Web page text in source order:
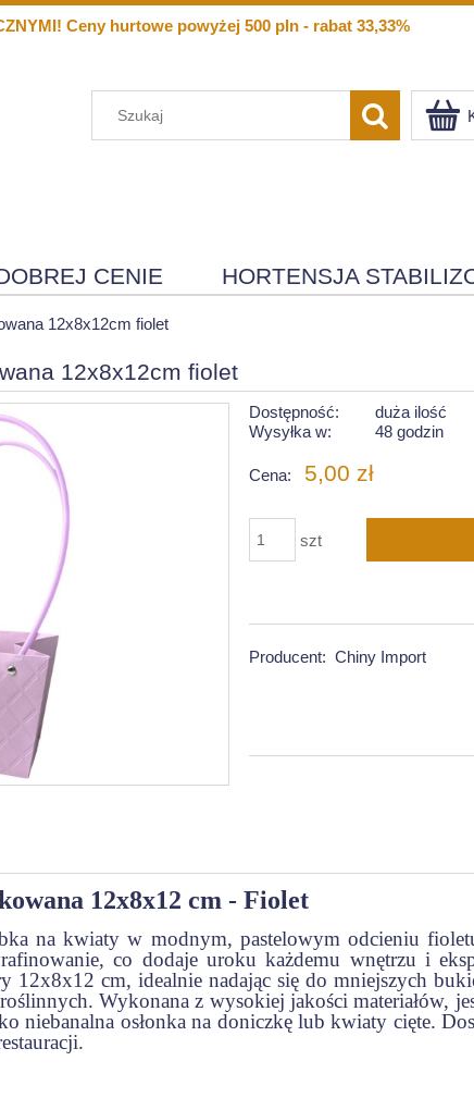
Ceny hurtowe powyżej 500 pln - rabat 33,33%
CENIE HORTENSJA
Nowości
12x8x12cm fiolet
12x8x12cm fiolet
Dostępność:
duża ilość
Wysyłka w:
48 godzin
Cena: 5,00 zł
szt
Producent: Chiny Import
12x8x12 cm - Fiolet
na kwiaty w modnym, pastelowym odcieniu
co dodaje uroku każdemu wnętrzu i
12x8x12 cm, idealnie nadając się do mniejszych
Wykonana z wysokiej jakości materiałów,
niebanalna osłonka na doniczkę lub kwiaty cięte.